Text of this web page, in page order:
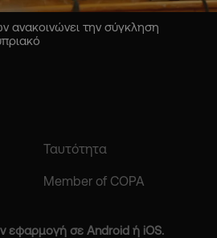
την σύγκληση
Ταυτότητα
Member of COPA
εφαρμογή σε Android ή iOS.